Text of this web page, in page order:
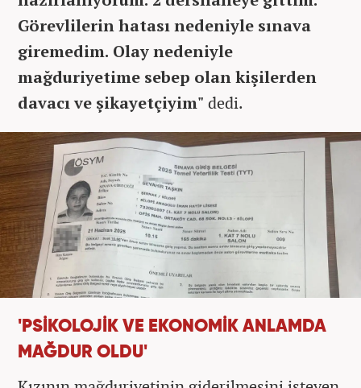
Görevlilerin hatası nedeniyle sınava
giremedim. Olay nedeniyle
mağduriyetime sebep olan kişilerden
davacı ve şikayetçiyim" dedi.
'PSİKOLOJİK VE EKONOMİK ANLAMDA
MAĞDUR OLDU'